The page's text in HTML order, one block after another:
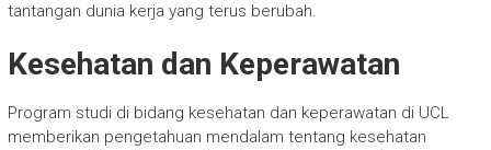
tantangan dunia kerja yang terus berubah.
Kesehatan dan Keperawatan
Program studi di bidang kesehatan dan keperawatan di UCL
memberikan pengetahuan mendalam tentang kesehatan